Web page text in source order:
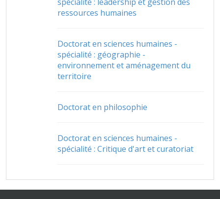
ressources humaines
Doctorat en sciences humaines -
spécialité : géographie -
environnement et aménagement du
territoire
Doctorat en philosophie
Doctorat en sciences humaines -
spécialité : Critique d'art et curatoriat